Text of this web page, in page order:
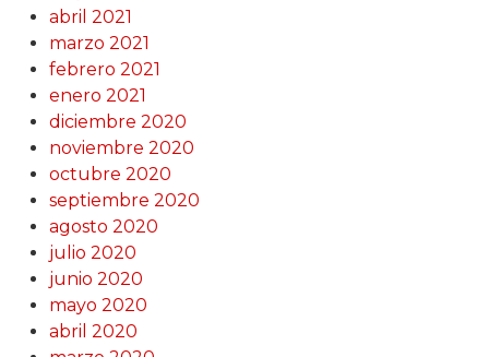
abril 2021
marzo 2021
febrero 2021
enero 2021
diciembre 2020
noviembre 2020
octubre 2020
septiembre 2020
agosto 2020
julio 2020
junio 2020
mayo 2020
abril 2020